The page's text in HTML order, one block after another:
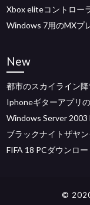
Xbox eliteコントロー
Windows 7用のMXプ
New
都市のスカイライン
Iphoneギターアプリ
Windows Server
ブラックナイトザヤ
FIFA 18 PCダウンロ
©